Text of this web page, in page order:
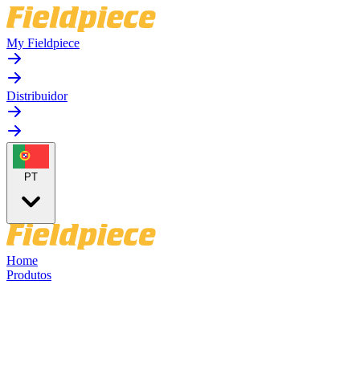
My Fieldpiece
Distribuidor
PT
Home
Produtos